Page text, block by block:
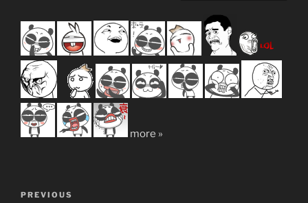
more »
Previous
PREVIOUS